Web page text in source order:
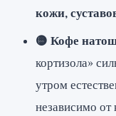
кожи,
🟡 Кофе
кортизола»
утром
независимо от